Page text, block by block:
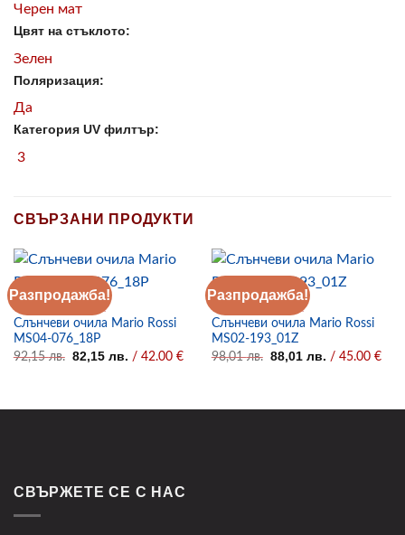
Черен мат
Цвят на стъклото:
Зелен
Поляризация:
Да
Категория UV филтър:
3
СВЪРЗАНИ ПРОДУКТИ
Разпродажба!
СЛЪНЧЕВИ ОЧИЛА
Слънчеви очила Mario Rossi
MS04-076_18P
92,15лв. Original
price
82,15 лв. Текущата
/ 42.00 €
Разпродажба!
СЛЪНЧЕВИ ОЧИЛА
Слънчеви очила Mario Rossi
MS02-193_01Z
98,01лв. Original
price
88,01 лв. Текущата
/ 45.00 €
СВЪРЖЕТЕ СЕ С НАС